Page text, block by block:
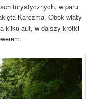
turystycznych, w paru
Karczma. Obok wiaty
kilku aut, w dalszy krótki